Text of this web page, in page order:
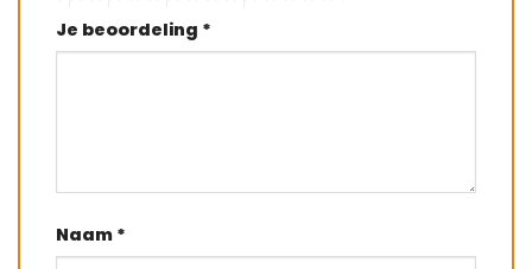
Je beoordeling *
Naam *